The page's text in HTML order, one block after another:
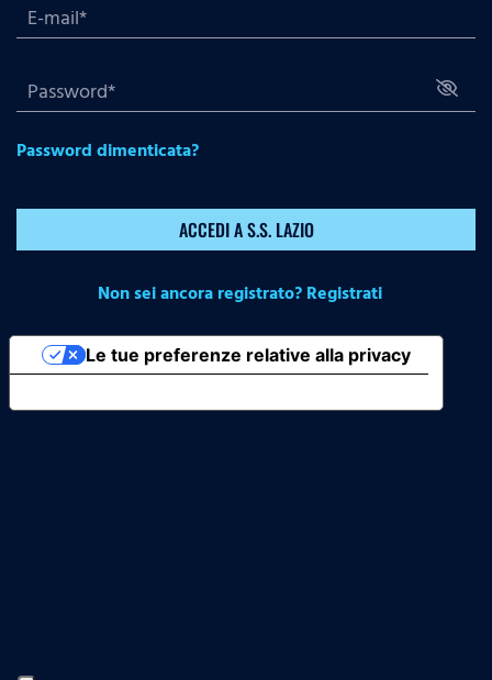
Password dimenticata?
ACCEDI A S.S. LAZIO
Non sei ancora registrato? Registrati
Le tue preferenze relative alla privacy